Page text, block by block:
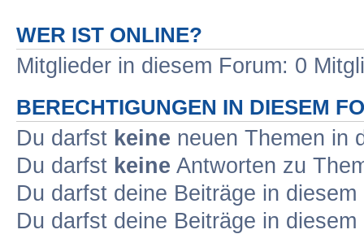
WER IST ONLINE?
Mitglieder in diesem Forum: 0
BERECHTIGUNGEN IN DIESEM
Du darfst keine neuen Themen in
Du darfst keine Antworten zu
Du darfst deine Beiträge in
Du darfst deine Beiträge in